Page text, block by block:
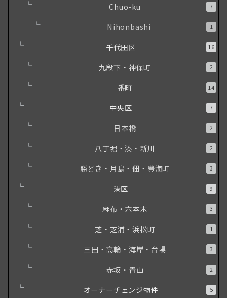
Chuo-ku 7
Nihonbashi 1
千代田区 16
九段下・神保町 2
番町 14
中央区 7
日本橋 2
八丁堀・湊・新川 2
勝どき・月島・佃・豊海町 3
港区 9
麻布・六本木 3
芝・芝浦・浜松町 1
三田・高輪・海岸・台場 3
赤坂・青山 2
オーナーチェンジ物件 5